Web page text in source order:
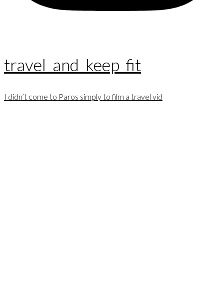
travel_and_keep_fit
I didn’t come to Paros simply to film a travel vid